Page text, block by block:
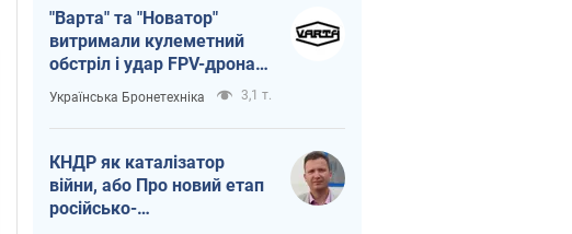
"Варта" та "Новатор"
витримали кулеметний
обстріл і удар FPV-дрона,
врятувавши життя
офіцеру ЗСУ
Українська Бронетехніка 3,1 т.
КНДР як каталізатор
війни, або Про новий етап
російсько-